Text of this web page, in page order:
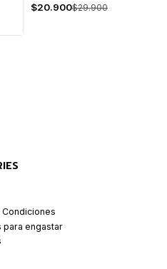
$20.900$29.900
para engastar